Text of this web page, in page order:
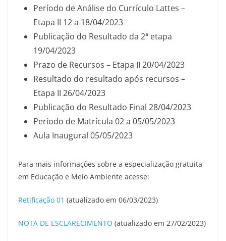
Período de Análise do Currículo Lattes –
Etapa II 12 a 18/04/2023
Publicação do Resultado da 2ª etapa
19/04/2023
Prazo de Recursos – Etapa II 20/04/2023
Resultado do resultado após recursos –
Etapa II 26/04/2023
Publicação do Resultado Final 28/04/2023
Período de Matrícula 02 a 05/05/2023
Aula Inaugural 05/05/2023
Para mais informações sobre a especialização gratuita
em Educação e Meio Ambiente acesse:
Retificação 01 (atualizado em 06/03/2023)
NOTA DE ESCLARECIMENTO (atualizado em 27/02/2023)